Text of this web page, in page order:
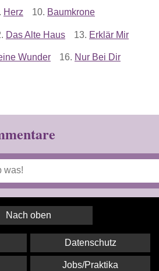
Herz 10. Baumkrone
Das Alte Haus 13. Erklär Mir
Wunder 16. Nur Bei Dir
Nach oben
Datenschutz
Jobs/Praktika